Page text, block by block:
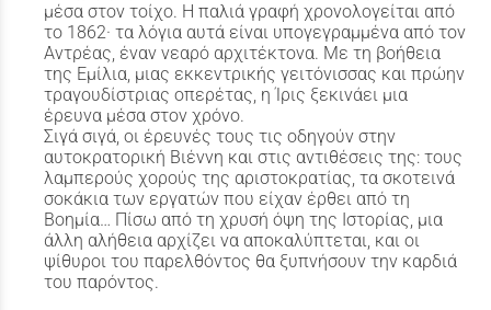
μέσα στον τοίχο. Η παλιά γραφή χρονολογείται από
το 1862· τα λόγια αυτά είναι υπογεγραμμένα από τον
Αντρέας, έναν νεαρό αρχιτέκτονα. Με τη βοήθεια
της Εμίλια, μιας εκκεντρικής γειτόνισσας και πρώην
τραγουδίστριας οπερέτας, η Ίρις ξεκινάει μια
έρευνα μέσα στον χρόνο.
Σιγά σιγά, οι έρευνές τους τις οδηγούν στην
αυτοκρατορική Βιέννη και στις αντιθέσεις της: τους
λαμπερούς χορούς της αριστοκρατίας, τα σκοτεινά
σοκάκια των εργατών που είχαν έρθει από τη
Βοημία… Πίσω από τη χρυσή όψη της Ιστορίας, μια
άλλη αλήθεια αρχίζει να αποκαλύπτεται, και οι
ψίθυροι του παρελθόντος θα ξυπνήσουν την καρδιά
του παρόντος.